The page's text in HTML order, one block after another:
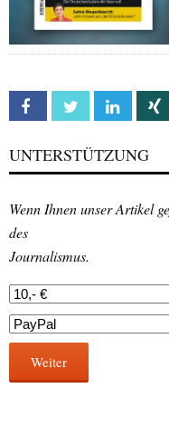
Facebook Twitter Linkedin
UNTERSTÜTZUNG
Wenn Ihnen unser Artikel
des
Journalismus.
Weiter